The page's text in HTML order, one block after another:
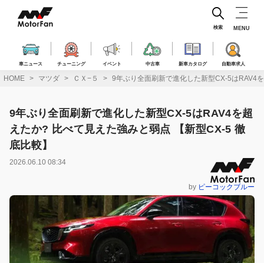
ス
車ニュース チューニング イベント 中古車 新車カタログ 自動車求人
検索 MENU
HOME マツダ ＣＸ−５ 9年ぶり全面刷新で進化した新型CX-5はRAV4
9年ぶり全面刷新で進化した新型CX-5はRAV4を超
えたか? 比べて見えた強みと弱点 【新型CX-5 徹
底比較】
2026.06.10 08:34
by ピーコックブルー